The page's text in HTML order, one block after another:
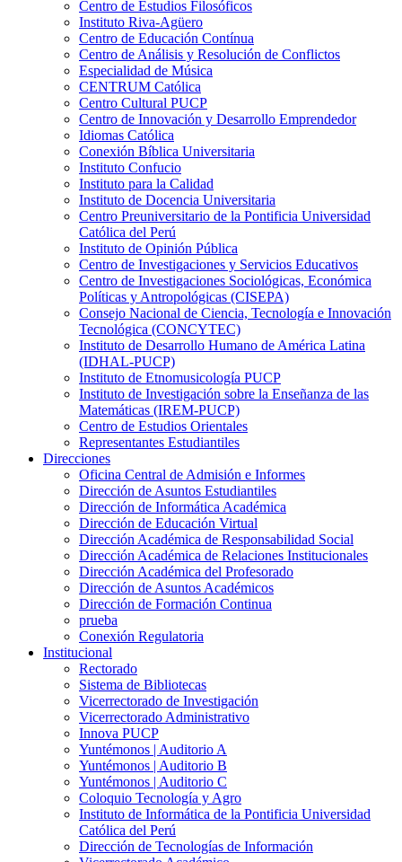
Centro de Estudios Filosóficos
Instituto Riva-Agüero
Centro de Educación Contínua
Centro de Análisis y Resolución de Conflictos
Especialidad de Música
CENTRUM Católica
Centro Cultural PUCP
Centro de Innovación y Desarrollo Emprendedor
Idiomas Católica
Conexión Bíblica Universitaria
Instituto Confucio
Instituto para la Calidad
Instituto de Docencia Universitaria
Centro Preuniversitario de la Pontificia Universidad
Católica del Perú
Instituto de Opinión Pública
Centro de Investigaciones y Servicios Educativos
Centro de Investigaciones Sociológicas, Económica
Políticas y Antropológicas (CISEPA)
Consejo Nacional de Ciencia, Tecnología e Innovación
Tecnológica (CONCYTEC)
Instituto de Desarrollo Humano de América Latina
(IDHAL-PUCP)
Instituto de Etnomusicología PUCP
Instituto de Investigación sobre la Enseñanza de las
Matemáticas (IREM-PUCP)
Centro de Estudios Orientales
Representantes Estudiantiles
Direcciones
Oficina Central de Admisión e Informes
Dirección de Asuntos Estudiantiles
Dirección de Informática Académica
Dirección de Educación Virtual
Dirección Académica de Responsabilidad Social
Dirección Académica de Relaciones Institucionales
Dirección Académica del Profesorado
Dirección de Asuntos Académicos
Dirección de Formación Continua
prueba
Conexión Regulatoria
Institucional
Rectorado
Sistema de Bibliotecas
Vicerrectorado de Investigación
Vicerrectorado Administrativo
Innova PUCP
Yuntémonos | Auditorio A
Yuntémonos | Auditorio B
Yuntémonos | Auditorio C
Coloquio Tecnología y Agro
Instituto de Informática de la Pontificia Universidad
Católica del Perú
Dirección de Tecnologías de Información